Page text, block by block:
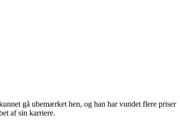
gå ubemærket hen, og han har vundet flere priser
af sin karriere.